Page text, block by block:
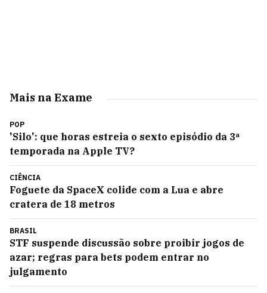
Mais na Exame
POP
'Silo': que horas estreia o sexto episódio da 3ª
temporada na Apple TV?
CIÊNCIA
Foguete da SpaceX colide com a Lua e abre
cratera de 18 metros
BRASIL
STF suspende discussão sobre proibir jogos de
azar; regras para bets podem entrar no
julgamento